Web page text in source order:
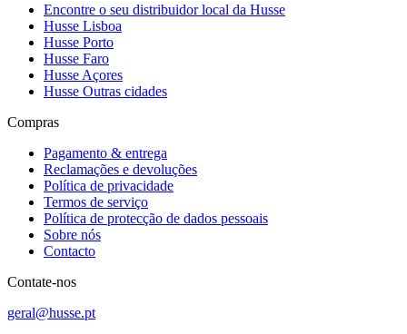
Encontre o seu distribuidor local da Husse
Husse Lisboa
Husse Porto
Husse Faro
Husse Açores
Husse Outras cidades
Compras
Pagamento & entrega
Reclamações e devoluções
Política de privacidade
Termos de serviço
Política de protecção de dados pessoais
Sobre nós
Contacto
Contate-nos
geral@husse.pt